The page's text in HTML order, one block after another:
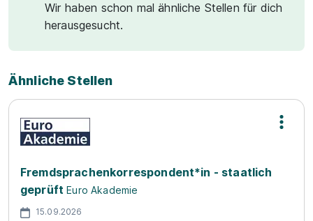
Wir haben schon mal ähnliche Stellen für dich
herausgesucht.
Ähnliche Stellen
Fremdsprachenkorrespondent*in - staatlich
geprüft Euro Akademie
15.09.2026